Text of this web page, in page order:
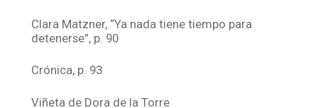
Clara Matzner, “Ya nada tiene tiempo para
detenerse”, p. 90
Crónica, p. 93
Viñeta de Dora de la Torre